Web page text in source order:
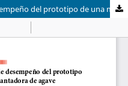
Reingeniería y evaluación de desempeño del prototipo de una máquina plantadora de agave